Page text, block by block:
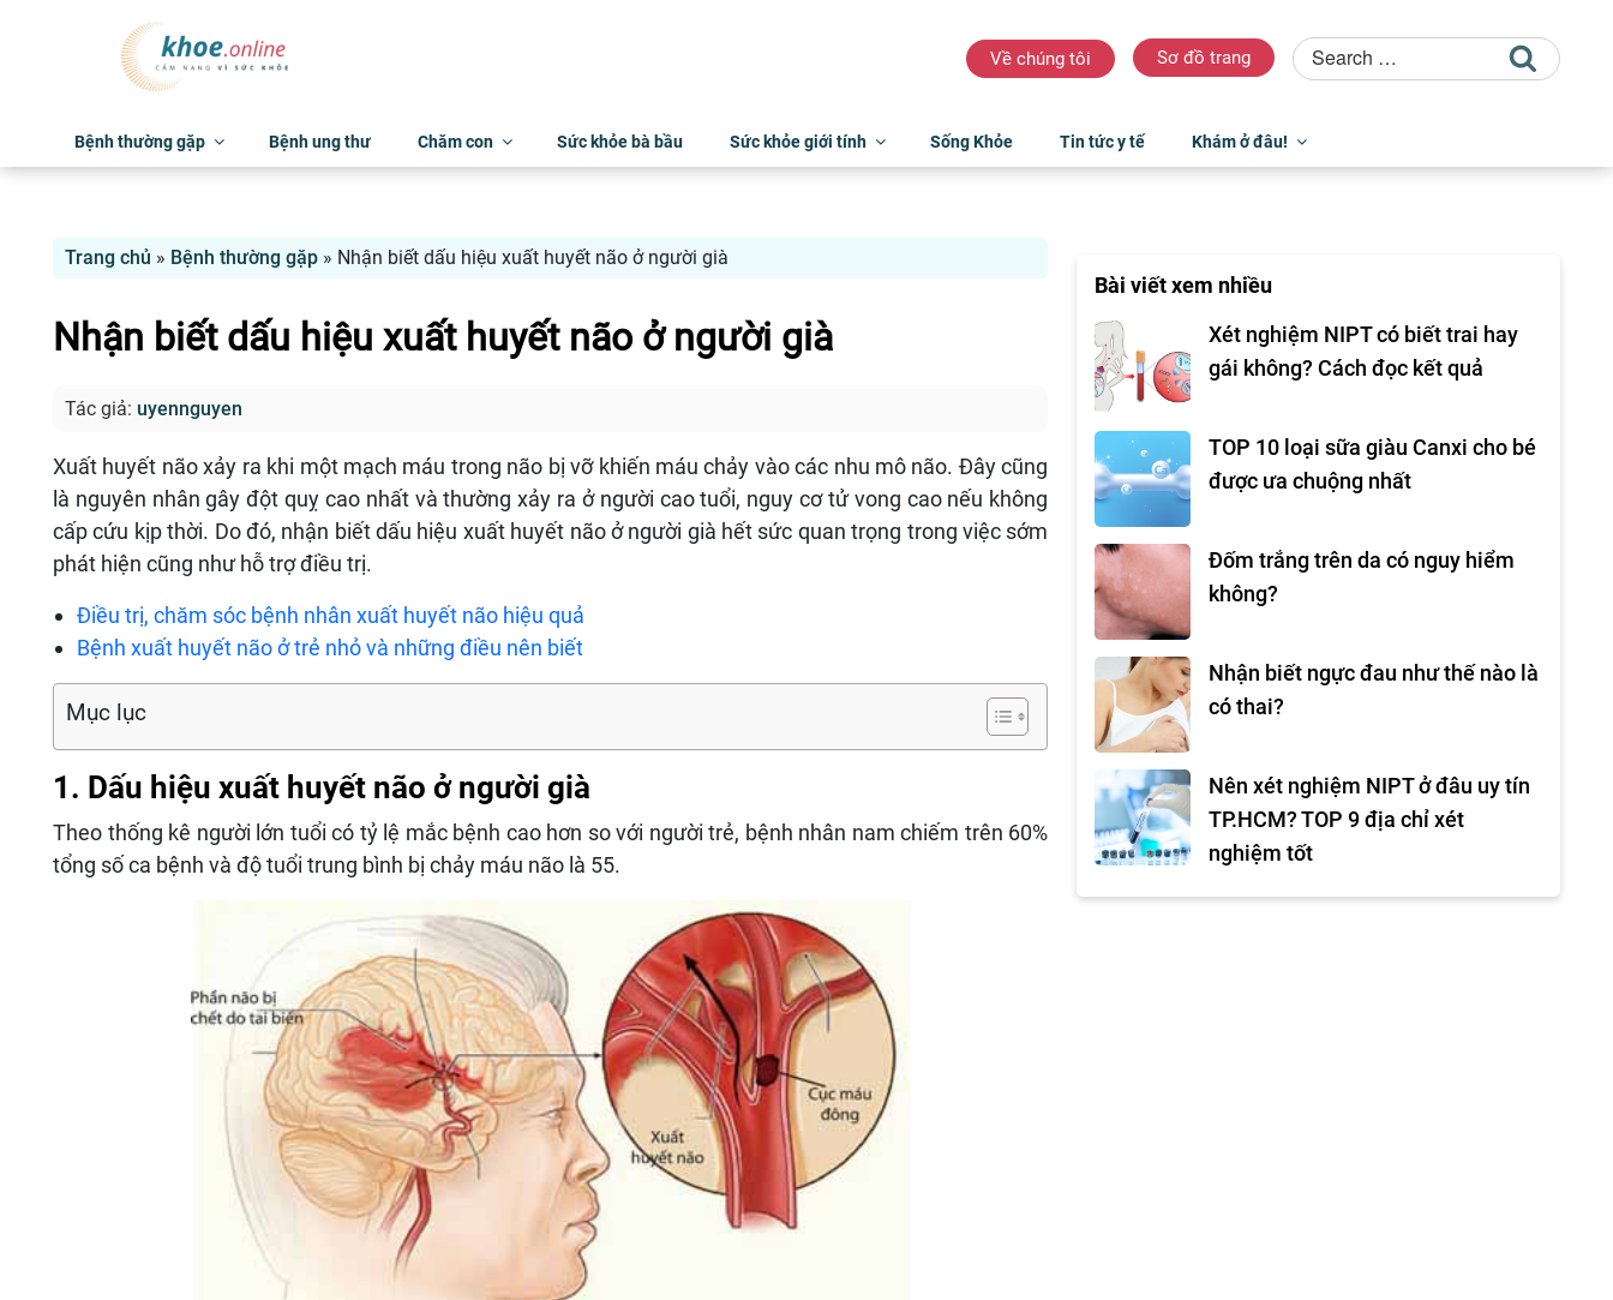
Về chúng tôi Sơ đồ trang
Bệnh thường gặp Bệnh ung thư Chăm con Sức khỏe bà bầu Sức khỏe giới tính Sống Khỏe Tin tức y tế Khám ở đâu!
Trang chủ » Bệnh thường gặp » Nhận biết dấu hiệu xuất huyết não ở người già
Nhận biết dấu hiệu xuất huyết não ở người già
Tác giả: uyennguyen
Xuất huyết não xảy ra khi một mạch máu trong não bị vỡ khiến máu chảy vào các nhu mô não. Đây cũng
là nguyên nhân gây đột quỵ cao nhất và thường xảy ra ở người cao tuổi, nguy cơ tử vong cao nếu không
cấp cứu kịp thời. Do đó, nhận biết dấu hiệu xuất huyết não ở người già hết sức quan trọng trong việc sớm
phát hiện cũng như hỗ trợ điều trị.
Điều trị, chăm sóc bệnh nhân xuất huyết não hiệu quả
Bệnh xuất huyết não ở trẻ nhỏ và những điều nên biết
Mục lục
1. Dấu hiệu xuất huyết não ở người già
Theo thống kê người lớn tuổi có tỷ lệ mắc bệnh cao hơn so với người trẻ, bệnh nhân nam chiếm trên 60%
tổng số ca bệnh và độ tuổi trung bình bị chảy máu não là 55.
Bài viết xem nhiều
Xét nghiệm NIPT có biết trai hay
gái không? Cách đọc kết quả
TOP 10 loại sữa giàu Canxi cho bé
được ưa chuộng nhất
Đốm trắng trên da có nguy hiểm
không?
Nhận biết ngực đau như thế nào là
có thai?
Nên xét nghiệm NIPT ở đâu uy tín
TP.HCM? TOP 9 địa chỉ xét
nghiệm tốt